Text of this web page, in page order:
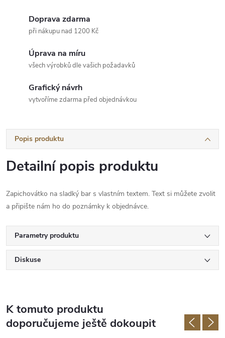
Doprava zdarma
při nákupu nad 1200 Kč
Úprava na míru
všech výrobků dle vašich požadavků
Grafický návrh
vytvoříme zdarma před objednávkou
Popis produktu
Detailní popis produktu
Zapichovátko na sladký bar s vlastním textem. Text si můžete zvolit
a připište nám ho do poznámky k objednávce.
Parametry produktu
Diskuse
K tomuto produktu
doporučujeme ještě dokoupit